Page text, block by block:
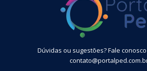
Dúvidas ou sugestões? Fale